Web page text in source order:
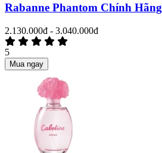
Rabanne Phantom Chính Hãng
2.130.000đ - 3.040.000đ
5
Mua ngay